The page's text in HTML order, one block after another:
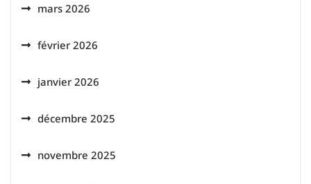
mars 2026
février 2026
janvier 2026
décembre 2025
novembre 2025